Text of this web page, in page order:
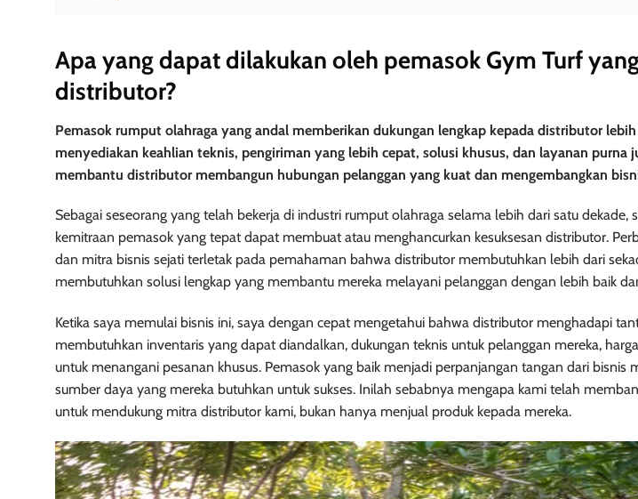
Apa yang dapat dilakukan oleh pemasok Gym Turf
distributor?
Pemasok rumput olahraga yang andal memberikan dukungan lengkap kepada distributor
menyediakan keahlian teknis, pengiriman yang lebih cepat, solusi khusus, dan layanan purna
membantu distributor membangun hubungan pelanggan yang kuat dan mengembangkan
Sebagai seseorang yang telah bekerja di industri rumput olahraga selama lebih dari satu dekade,
kemitraan pemasok yang tepat dapat membuat atau menghancurkan kesuksesan distributor.
dan mitra bisnis sejati terletak pada pemahaman bahwa distributor membutuhkan lebih dari
membutuhkan solusi lengkap yang membantu mereka melayani pelanggan dengan lebih baik
Ketika saya memulai bisnis ini, saya dengan cepat mengetahui bahwa distributor menghadapi
membutuhkan inventaris yang dapat diandalkan, dukungan teknis untuk pelanggan mereka,
untuk menangani pesanan khusus. Pemasok yang baik menjadi perpanjangan tangan dari bisnis
sumber daya yang mereka butuhkan untuk sukses. Inilah sebabnya mengapa kami telah
untuk mendukung mitra distributor kami, bukan hanya menjual produk kepada mereka.